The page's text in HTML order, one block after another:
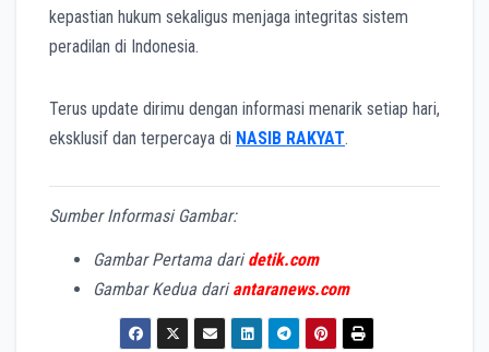
kepastian hukum sekaligus menjaga integritas sistem
peradilan di Indonesia.
Terus update dirimu dengan informasi menarik setiap hari,
eksklusif dan terpercaya di NASIB RAKYAT.
Sumber Informasi Gambar:
Gambar Pertama daridetik.com
Gambar Kedua dariantaranews.com